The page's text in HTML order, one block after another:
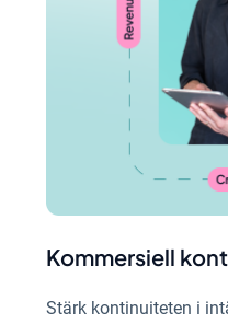
Kommersiell
Stärk kontinuiteten i